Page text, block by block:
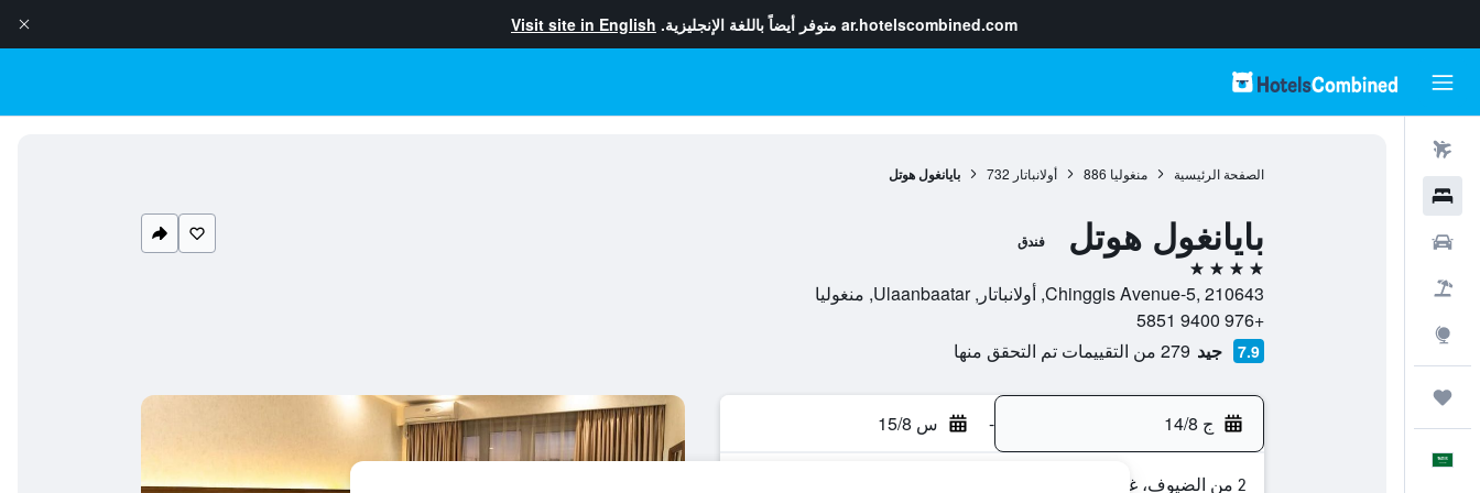
ar.hotelscombined.com متوفر أيضاً باللغة الإنجليزية. Visit site in English
الصفحة الرئيسية منغوليا 886 أولانباتار 732 بايانغول هوتل
بايانغول هوتل فندق
4 نجوم
Chinggis Avenue-5, 210643, أولانباتار, Ulaanbaatar, منغوليا
+976 9400 5851
7.9 جيد 279 من التقييمات تم التحقق منها
ج 14/8 - س 15/8
2 من الضيوف، غرفة واحدة